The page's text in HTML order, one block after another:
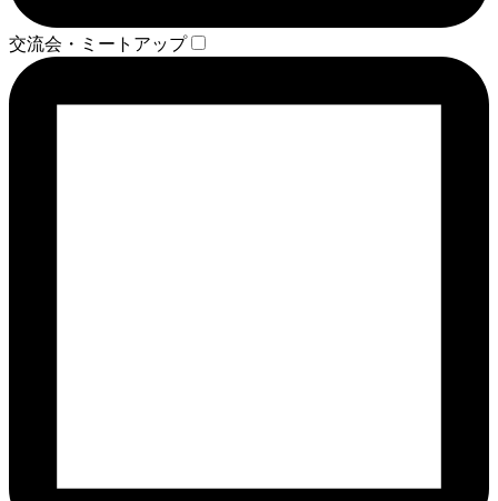
交流会・ミートアップ